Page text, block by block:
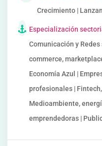
Crecimiento |
Especialización
Comunicación y
commerce,
Economía Azul |
profesionales |
Medioambiente,
emprendedoras |